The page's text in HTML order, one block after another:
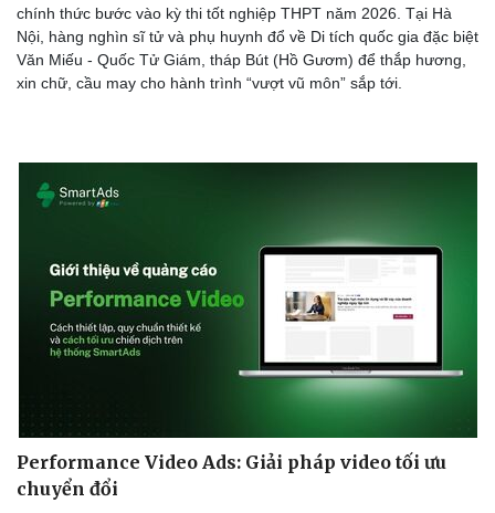
chính thức bước vào kỳ thi tốt nghiệp THPT năm 2026. Tại Hà
Nội, hàng nghìn sĩ tử và phụ huynh đổ về Di tích quốc gia đặc biệt
Văn Miếu - Quốc Tử Giám, tháp Bút (Hồ Gươm) để thắp hương,
xin chữ, cầu may cho hành trình “vượt vũ môn” sắp tới.
Performance Video Ads: Giải pháp video tối ưu
chuyển đổi